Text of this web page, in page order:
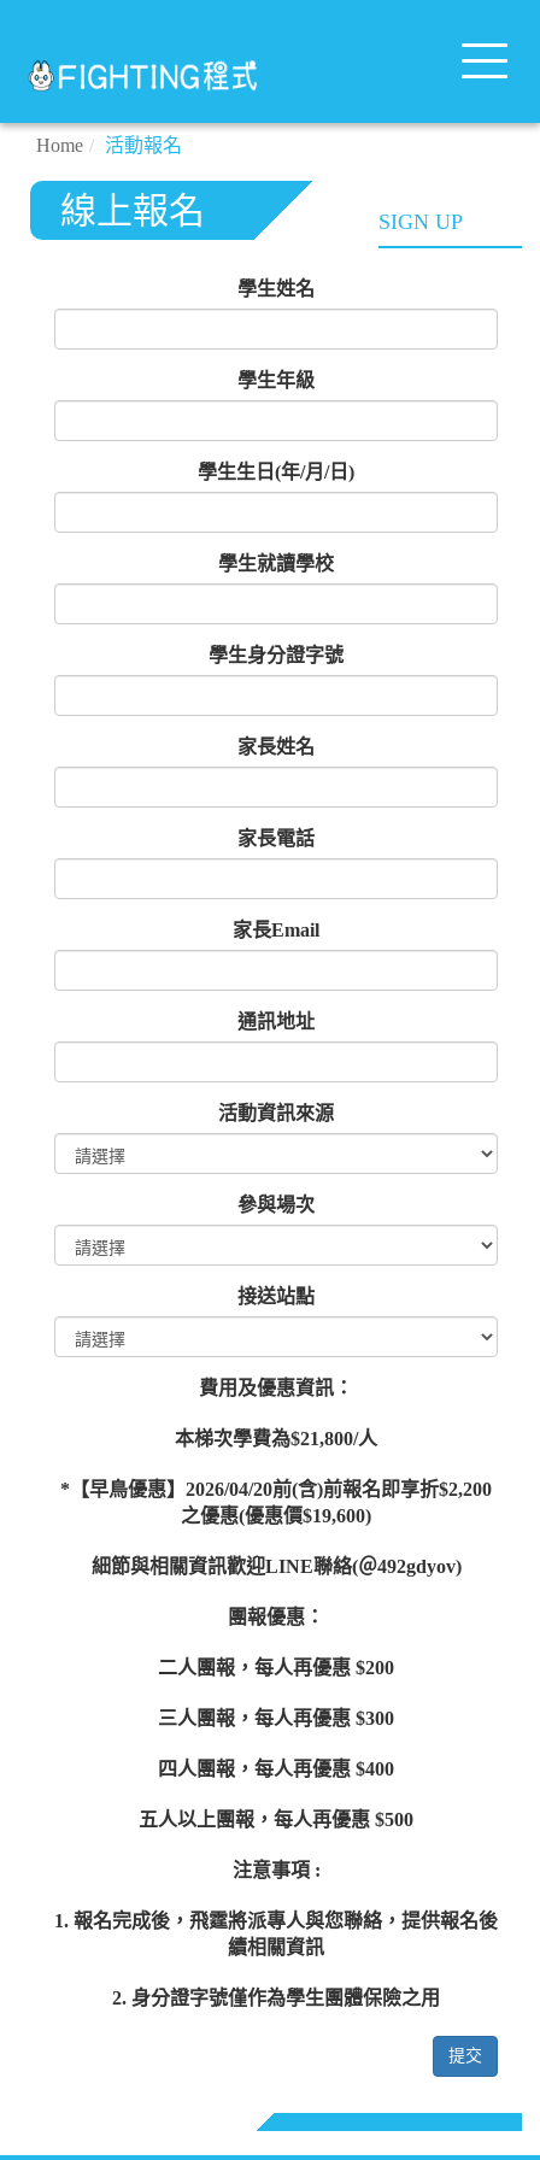
Toggle
Home 活動報名
線上報名 SIGN UP
學生姓名
學生年級
學生生日(年/月/日)
學生就讀學校
學生身分證字號
家長姓名
家長電話
家長Email
通訊地址
活動資訊來源
參與場次
接送站點
費用及優惠資訊：
本梯次學費為$21,800/人
*【早鳥優惠】2026/04/20前(含)前報名即享折$2,200
之優惠(優惠價$19,600)
細節與相關資訊歡迎LINE聯絡(＠492gdyov)
團報優惠：
二人團報，每人再優惠 $200
三人團報，每人再優惠 $300
四人團報，每人再優惠 $400
五人以上團報，每人再優惠 $500
注意事項 :
1. 報名完成後，飛霆將派專人與您聯絡，提供報名後
續相關資訊
2. 身分證字號僅作為學生團體保險之用
提交